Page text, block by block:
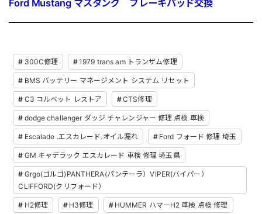
Ford Mustang マスタング ブレーキパッド交換
300C修理 1979 trans am トランザム修理
BMS バッテリー マネージメント システム リセット
C3 コルベット レストア CTS修理
dodge challenger ダッジ チャレンジャー 修理 点検 車検
Escalade .エスカレード.オイル漏れ Ford フォード 修理 埼玉
GM キャデラック エスカレード 車検 修理 埼玉県
Grgo(ゴルゴ)PANTHERA(パンテーラ）VIPER(バイパー）
CLIFFORD(クリフォード）
H2修理 H3修理 HUMMER ハマーH2 車検 点検 修理